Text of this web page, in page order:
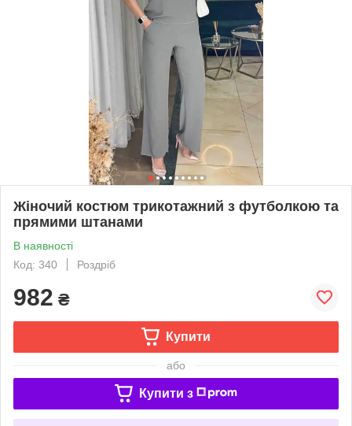
Жіночий костюм трикотажний з футболкою та
прямими штанами
В наявності
Код: 340
Роздріб
982 ₴
Купити
або
Купити з